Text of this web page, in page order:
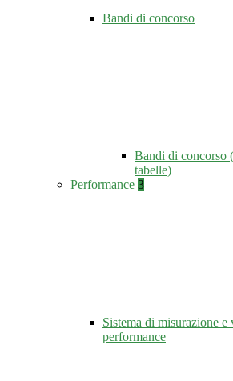
Bandi di concorso
Bandi di concorso
tabelle)
Performance 3
Sistema di misurazione e
performance